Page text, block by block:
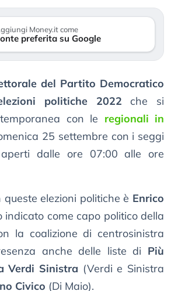
Money.it come
preferita su Google
del Partito Democratico
politiche 2022 che si
con le regionali in
25 settembre con i seggi
dalle ore 07:00 alle ore
elezioni politiche è Enrico
indicato come capo politico della
la coalizione di centrosinistra
anche delle liste di Più
Verdi Sinistra (Verdi e Sinistra
Civico (Di Maio).